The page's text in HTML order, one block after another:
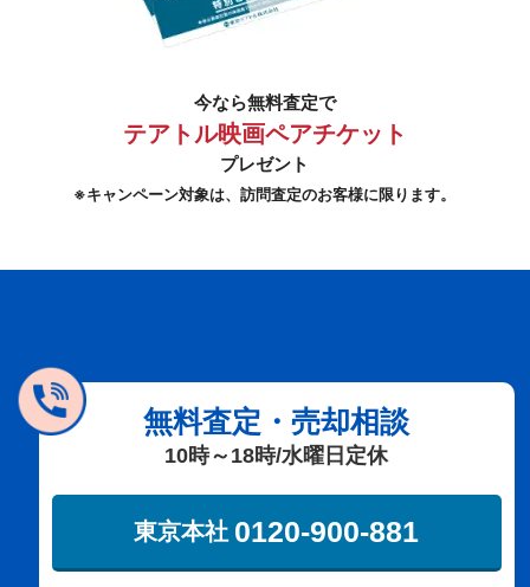
無料査定・売却相談
今なら無料査定で
テアトル映画ペアチケット
プレゼント
※キャンペーン対象は、訪問査定のお客様に限ります。
無料査定・売却相談
10時～18時/水曜日定休
東京本社 0120-900-881